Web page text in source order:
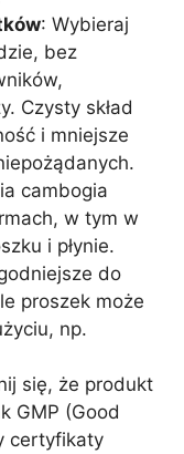
: Wybieraj
bez
Czysty skład
i mniejsze
cambogia
w tym w
i płynie.
do
proszek może
np.
się, że produkt
GMP (Good
certyfikaty